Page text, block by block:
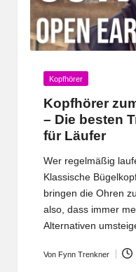
Posted
Kopfhörer
Kopfhörer
– Die besten
für Läufer
Wer regelmäßig
Klassische
bringen die Ohren
also, dass immer
Alternativen
Posted
Von Fynn Trenkner